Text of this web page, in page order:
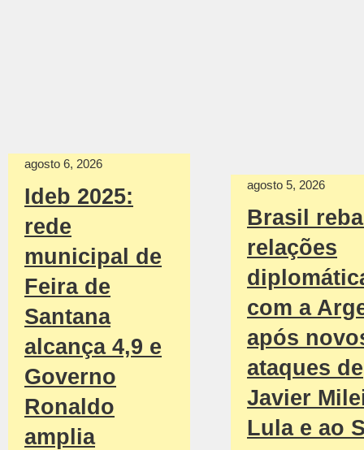
agosto 6, 2026
Ideb 2025:
rede
municipal de
Feira de
Santana
alcança 4,9 e
Governo
Ronaldo
amplia
agosto 5, 2026
Brasil
relações
com a
após
ataques de
Javier
Lula e ao